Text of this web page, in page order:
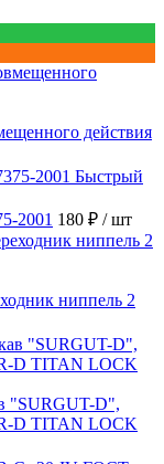
действия
Быстрый
2001 180 ₽ / шт
ниппель 2
"SURGUT-D",
D TITAN LOCK